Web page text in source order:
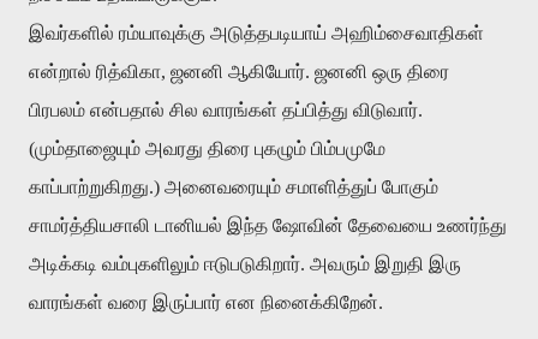
இவர்களில் ரம்யாவுக்கு அடுத்தபடியாய் அஹிம்சைவாதிகள்
என்றால் ரித்விகா, ஜனனி ஆகியோர். ஜனனி ஒரு திரை
பிரபலம் என்பதால் சில வாரங்கள் தப்பித்து விடுவார்.
(மும்தாஜையும் அவரது திரை புகழும் பிம்பமுமே
காப்பாற்றுகிறது.) அனைவரையும் சமாளித்துப் போகும்
சாமர்த்தியசாலி டானியல் இந்த ஷோவின் தேவையை உணர்ந்து
அடிக்கடி வம்புகளிலும் ஈடுபடுகிறார். அவரும் இறுதி இரு
வாரங்கள் வரை இருப்பார் என நினைக்கிறேன்.